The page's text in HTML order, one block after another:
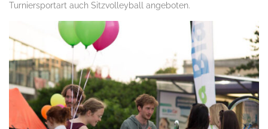
Turniersportart auch Sitzvolleyball angeboten.